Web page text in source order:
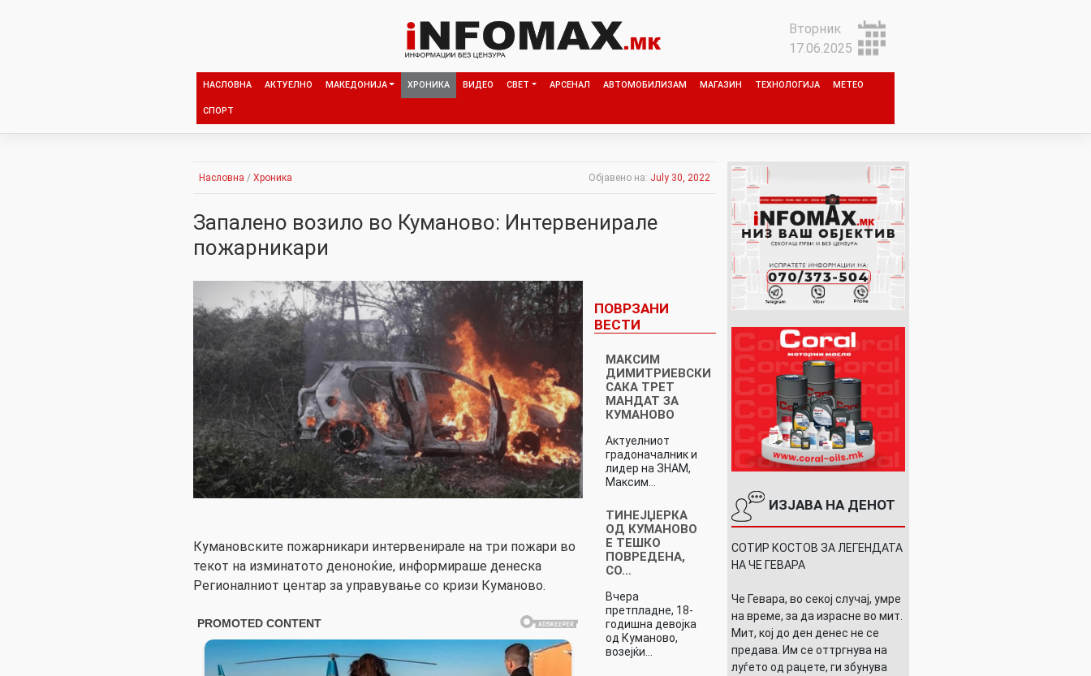
Вторник
17.06.2025
НАСЛОВНА АКТУЕЛНО МАКЕДОНИЈА ХРОНИКА ВИДЕО СВЕТ АРСЕНАЛ АВТОМОБИЛИЗАМ МАГАЗИН ТЕХНОЛОГИЈА МЕТЕО
СПОРТ
Насловна / Хроника Објавено на: July 30, 2022
Запалено возило во Куманово: Интервенирале
пожарникари
Кумановските пожарникари интервенирале на три пожари во
текот на изминатото деноноќие, информираше денеска
Регионалниот центар за управување со кризи Куманово.
ПОВРЗАНИ
ВЕСТИ
МАКСИМ
ДИМИТРИЕВСКИ
САКА ТРЕТ
МАНДАТ ЗА
КУМАНОВО
Актуелниот
градоначалник и
лидер на ЗНАМ,
Максим…
ТИНЕЈЏЕРКА
ОД КУМАНОВО
Е ТЕШКО
ПОВРЕДЕНА,
СО…
Вчера
претпладне, 18-
годишна девојка
од Куманово,
возејќи…
ИЗЈАВА НА ДЕНОТ
СОТИР КОСТОВ ЗА ЛЕГЕНДАТА
НА ЧЕ ГЕВАРА
Че Гевара, во секој случај, умре
на време, за да израсне во мит.
Мит, кој до ден денес не се
предава. Им се оттргнува на
луѓето од рацете, ги збунува